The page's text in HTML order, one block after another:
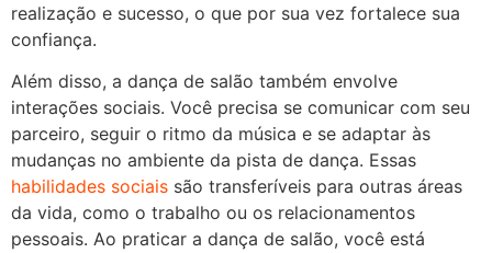
realização e sucesso, o que por sua vez fortalece sua
confiança.
Além disso, a dança de salão também envolve
interações sociais. Você precisa se comunicar com seu
parceiro, seguir o ritmo da música e se adaptar às
mudanças no ambiente da pista de dança. Essas
habilidades sociais são transferíveis para outras áreas
da vida, como o trabalho ou os relacionamentos
pessoais. Ao praticar a dança de salão, você está